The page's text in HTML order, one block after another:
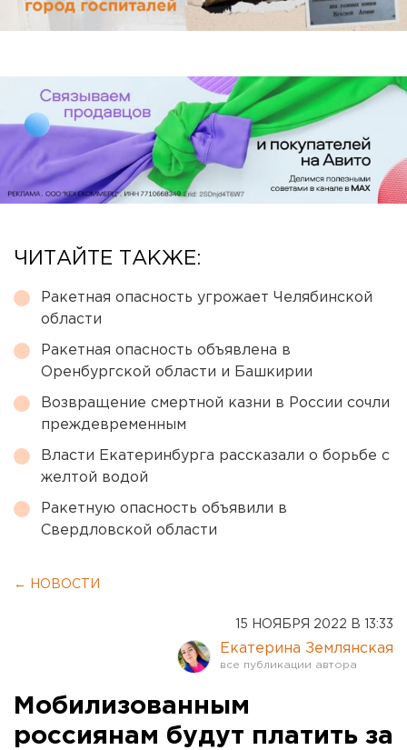
ЧИТАЙТЕ ТАКЖЕ:
Ракетная опасность угрожает Челябинской
области
Ракетная опасность объявлена в
Оренбургской области и Башкирии
Возвращение смертной казни в России сочли
преждевременным
Власти Екатеринбурга рассказали о борьбе с
желтой водой
Ракетную опасность объявили в
Свердловской области
← НОВОСТИ
15 НОЯБРЯ 2022 В 13:33
Екатерина Землянская
Мобилизованным
россиянам будут платить за